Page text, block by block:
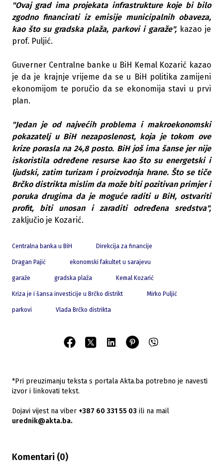
"Ovaj grad ima projekata infrastrukture koje bi bilo
zgodno financirati iz emisije municipalnih obaveza,
kao što su gradska plaža, parkovi i garaže",kazao je
prof. Puljić.
Guverner Centralne banke u BiH Kemal Kozarić kazao
je da je krajnje vrijeme da se u BiH politika zamijeni
ekonomijom te poručio da se ekonomija stavi u prvi
plan.
"Jedan je od najvećih problema i makroekonomski
pokazatelj u BiH nezaposlenost, koja je tokom ove
krize porasla na 24,8 posto. BiH još ima šanse jer nije
iskoristila određene resurse kao što su energetski i
ljudski, zatim turizam i proizvodnja hrane. Što se tiče
Brčko distrikta mislim da može biti pozitivan primjer i
poruka drugima da je moguće raditi u BiH, ostvariti
profit, biti unosan i zaraditi određena sredstva",
zaključio je Kozarić.
Centralna banka u BiH Direkcija za financije
Dragan Pajić ekonomski fakultet u sarajevu
garaže gradska plaža Kemal Kozarić
Kriza je i šansa investicije u Brčko distrikt Mirko Puljić
parkovi Vlada Brčko distrikta
*Pri preuzimanju teksta s portala Akta.ba potrebno je navesti
izvor i linkovati tekst.
Dojavi vijest na viber +387 60 331 55 03 ili na mail
urednik@akta.ba.
Komentari (0)